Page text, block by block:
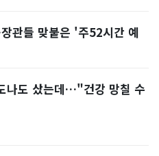
관들 맞붙은 '주52시간 예
나도 샀는데…"건강 망칠 수